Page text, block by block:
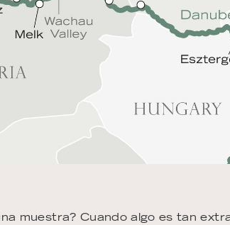
muestra? Cuando algo es tan